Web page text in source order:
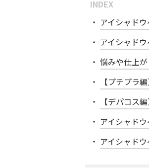
INDEX
アイシャド
アイシャド
悩みや仕上
【プチプラ
【デパコス
アイシャド
アイシャド